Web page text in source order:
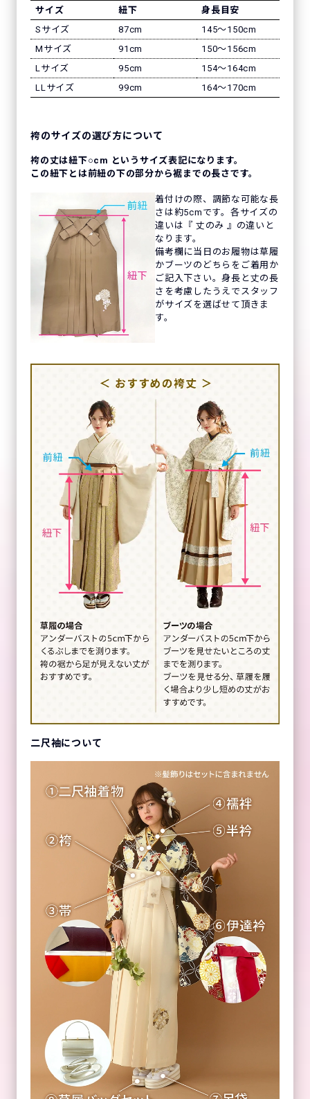
サイズ 紐下
身長目安
Sサイズ
87cm
145〜150cm
Mサイズ
91cm
150〜156cm
Lサイズ
95cm
154〜164cm
LLサイズ
99cm 164〜170cm
袴のサイズの選び方について
袴の丈は紐下○cm というサイズ表記になります。
この紐下とは前紐の下の部分から裾までの長さです。
着付けの際、調節な可能な長
さは約5cmです。各サイズの
違いは『 丈のみ 』の違いと
なります。
備考欄に当日のお履物は草履
かブーツのどちらをご着用か
ご記入下さい。身長と丈の長
さを考慮したうえでスタッフ
がサイズを選ばせて頂きま
す。
二尺袖について